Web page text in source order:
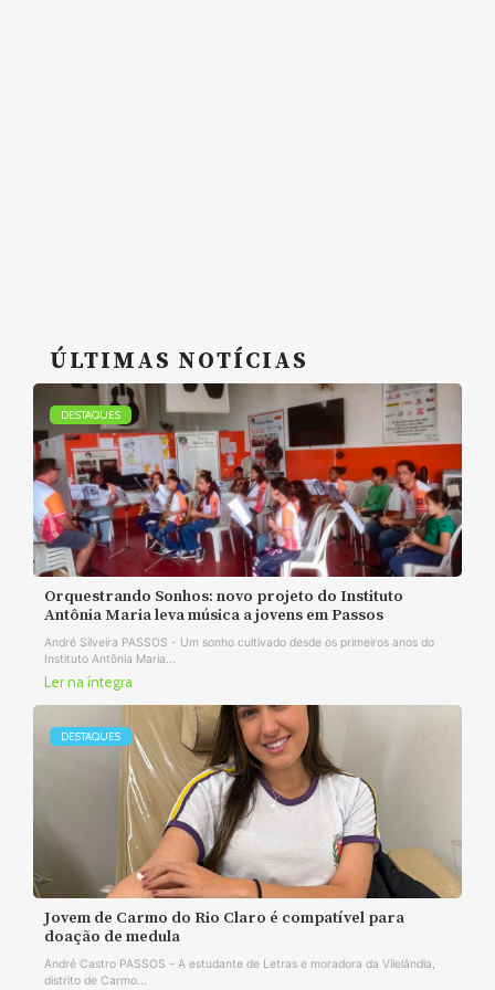
ÚLTIMAS NOTÍCIAS
DESTAQUES
Orquestrando Sonhos: novo projeto do Instituto
Antônia Maria leva música a jovens em Passos
André Silveira PASSOS - Um sonho cultivado desde os primeiros anos do
Instituto Antônia Maria...
Ler na íntegra
DESTAQUES
Jovem de Carmo do Rio Claro é compatível para
doação de medula
André Castro PASSOS – A estudante de Letras e moradora da Vilelândia,
distrito de Carmo...